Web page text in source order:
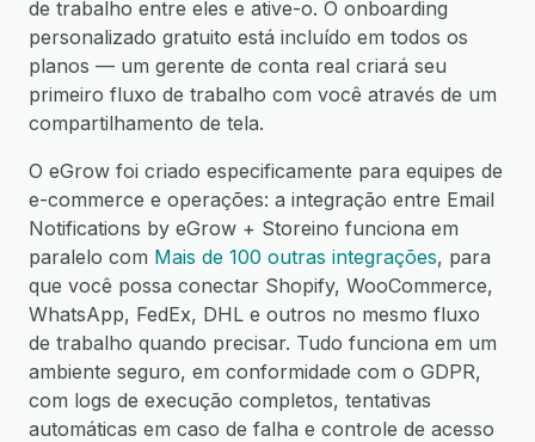
de trabalho entre eles e ative-o. O onboarding
personalizado gratuito está incluído em todos os
planos — um gerente de conta real criará seu
primeiro fluxo de trabalho com você através de um
compartilhamento de tela.
O eGrow foi criado especificamente para equipes de
e-commerce e operações: a integração entre Email
Notifications by eGrow + Storeino funciona em
paralelo com Mais de 100 outras integrações, para
que você possa conectar Shopify, WooCommerce,
WhatsApp, FedEx, DHL e outros no mesmo fluxo
de trabalho quando precisar. Tudo funciona em um
ambiente seguro, em conformidade com o GDPR,
com logs de execução completos, tentativas
automáticas em caso de falha e controle de acesso